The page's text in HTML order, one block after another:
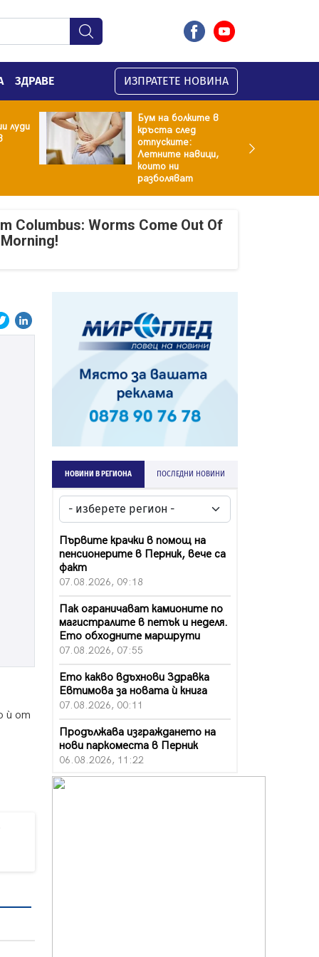
ЗДРАВЕ ИЗПРАТЕТЕ НОВИНА
луди
Бум на болките в
кръста след
отпуските:
Летните навици,
които ни
разболяват
Columbus: Worms Come Out Of
ѝ от
НОВИНИ В РЕГИОНА ПОСЛЕДНИ НОВИНИ
Първите крачки в помощ на
пенсионерите в Перник, вече са
факт
07.08.2026, 09:18
Пак ограничават камионите по
магистралите в петък и неделя.
Ето обходните маршрути
07.08.2026, 07:55
Ето какво вдъхнови Здравка
Евтимова за новата ѝ книга
07.08.2026, 00:11
Продължава изграждането на
нови паркоместа в Перник
06.08.2026, 11:22
Върви почистване на главен път